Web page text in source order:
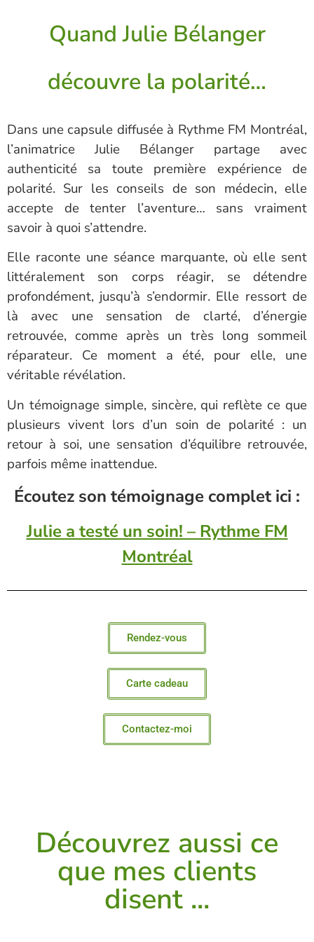
Quand Julie Bélanger
découvre la polarité…
Dans une capsule diffusée à Rythme FM Montréal,
l’animatrice Julie Bélanger partage avec
authenticité sa toute première expérience de
polarité. Sur les conseils de son médecin, elle
accepte de tenter l’aventure… sans vraiment
savoir à quoi s’attendre.
Elle raconte une séance marquante, où elle sent
littéralement son corps réagir, se détendre
profondément, jusqu’à s’endormir. Elle ressort de
là avec une sensation de clarté, d’énergie
retrouvée, comme après un très long sommeil
réparateur. Ce moment a été, pour elle, une
véritable révélation.
Un témoignage simple, sincère, qui reflète ce que
plusieurs vivent lors d’un soin de polarité : un
retour à soi, une sensation d’équilibre retrouvée,
parfois même inattendue.
Écoutez son témoignage complet ici :
Julie a testé un soin! – Rythme FM
Montréal
Rendez-vous
Carte cadeau
Contactez-moi
Découvrez aussi ce
que mes clients
disent ...